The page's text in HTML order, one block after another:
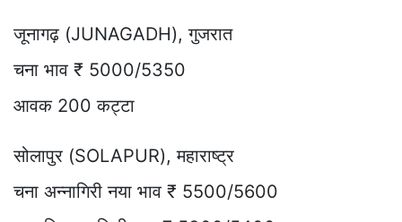
जूनागढ़ (JUNAGADH), गुजरात
चना भाव ₹ 5000/5350
आवक 200 कट्टा
सोलापुर (SOLAPUR), महाराष्ट्र
चना अन्नागिरी नया भाव ₹ 5500/5600